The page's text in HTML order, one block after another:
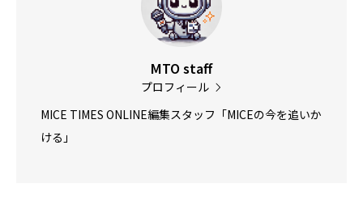
MTO staff
プロフィール
MICE TIMES ONLINE編集スタッフ「MICEの今を追いか
ける」